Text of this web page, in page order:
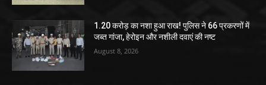
1.20 करोड़ का नशा हुआ राख! पुलिस ने 66 प्रकरणों में
जब्त गांजा, हेरोइन और नशीली दवाएं की नष्ट
August 8, 2026